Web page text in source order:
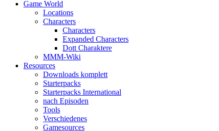
Game World
Locations
Characters
Characters
Expanded Characters
Dott Charaktere
MMM-Wiki
Resources
Downloads komplett
Starterpacks
Starterpacks International
nach Episoden
Tools
Verschiedenes
Gamesources